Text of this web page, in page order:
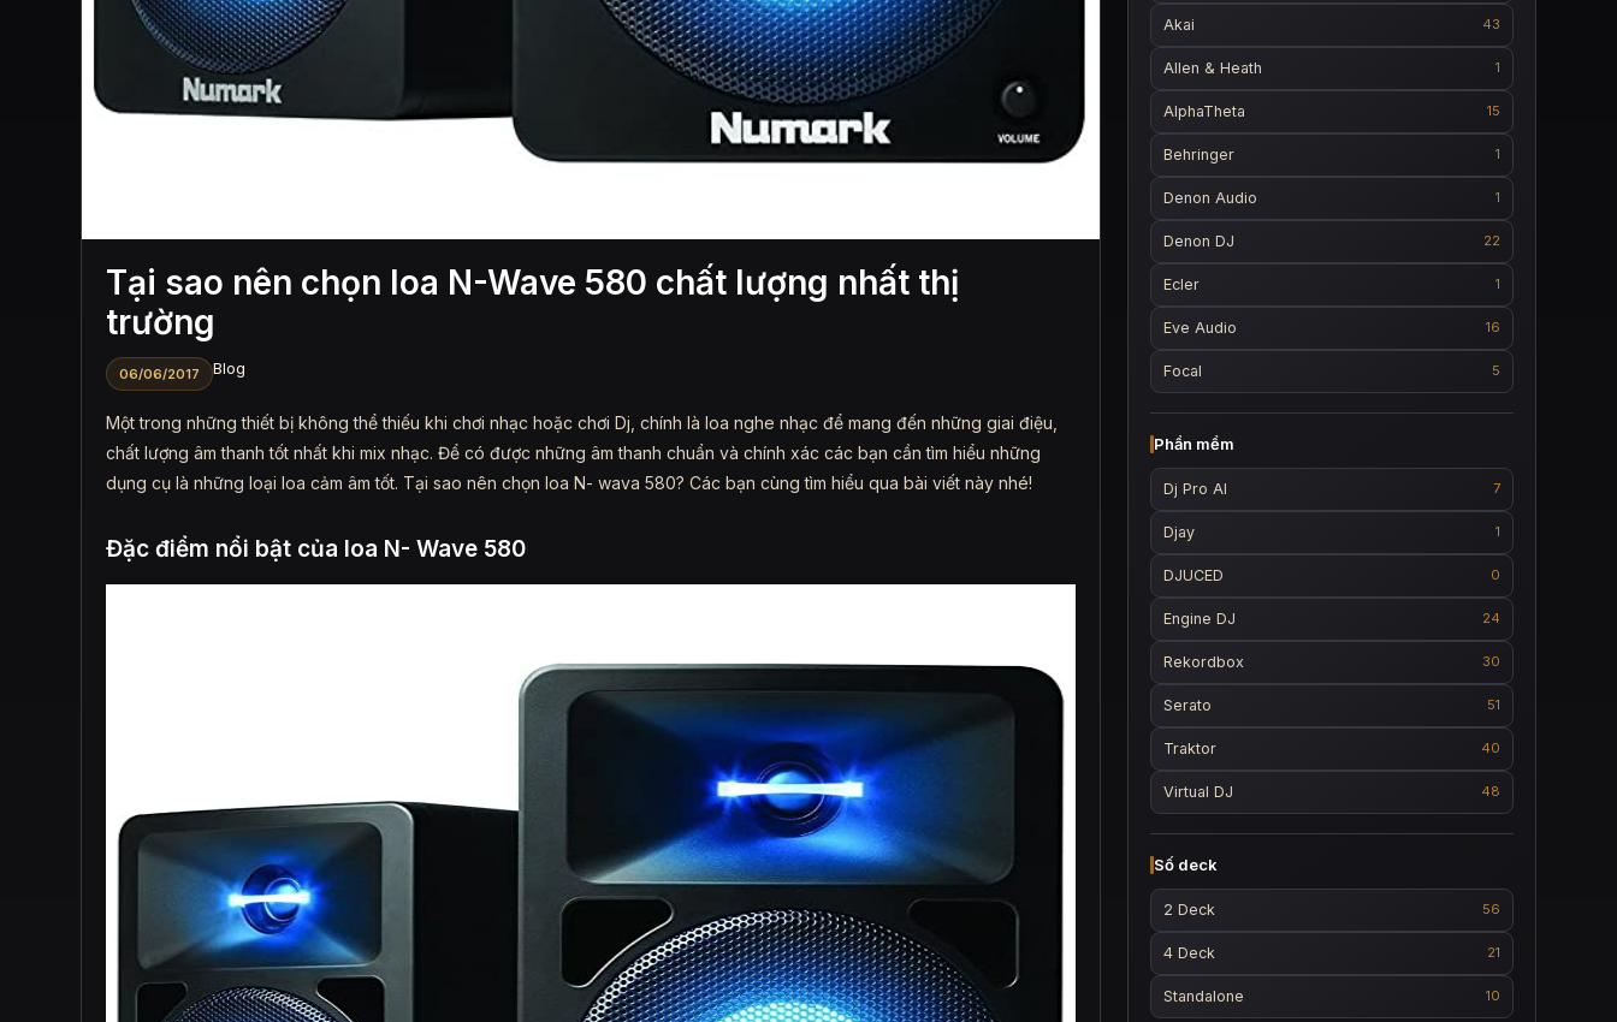
Tại sao nên chọn loa N-Wave 580 chất lượng nhất thị
trường
06/06/2017 Blog
Một trong những thiết bị không thể thiếu khi chơi nhạc hoặc chơi Dj, chính là loa nghe nhạc để mang đến những giai điệu,
chất lượng âm thanh tốt nhất khi mix nhạc. Để có được những âm thanh chuẩn và chính xác các bạn cần tìm hiểu những
dụng cụ là những loại loa cảm âm tốt. Tại sao nên chọn loa N- wava 580? Các bạn cùng tìm hiểu qua bài viết này nhé!
Đặc điểm nổi bật của loa N- Wave 580
Akai 43
Allen & Heath 1
AlphaTheta 15
Behringer 1
Denon Audio 1
Denon DJ 22
Ecler 1
Eve Audio 16
Focal 5
Phần mềm
Dj Pro AI 7
Djay 1
DJUCED 0
Engine DJ 24
Rekordbox 30
Serato 51
Traktor 40
Virtual DJ 48
Số deck
2 Deck 56
4 Deck 21
Standalone 10